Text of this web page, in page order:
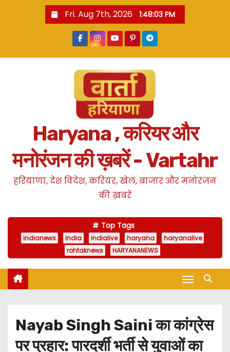
Fri. Aug 7th, 2026 1:48:04 PM
Haryana , करियर और
मनोरंजन की ख़बरें - Vartahr
हरियाणा, देश विदेश, करियर, खेल, बाजार और मनोरंजन
की ख़बरें
Top Tags
indianews india indialive haryana
haryanalive
rohtaknews
HARYANANEWS
Nayab Singh Saini का कांग्रेस
पर प्रहार: पारदर्शी भर्ती से युवाओं का